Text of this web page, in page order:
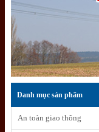
Danh mục sản phẩm
An toàn giao thông